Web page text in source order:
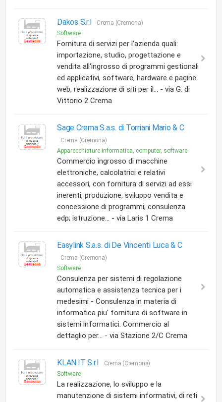
Dakos S.r.l
Crema (Cremona)
Software
Fornitura di servizi per l'azienda quali:
importazione, studio, progettazione e
vendita all'ingrosso di programmi gestionali
ed applicativi, software, hardware e pagine
web, realizzazione di siti per il... - via G. di
Vittorio 2 Crema
Sage Crema S.a.s. di Torriani Mario & C
Crema (Cremona)
Apparecchiature informatica, computer, software
Commercio ingrosso di macchine
elettroniche, calcolatrici e relativi
accessori, con fornitura di servizi ad essi
inerenti, produzione, sviluppo vendita e
concessione di programmi; consulenza
edp; istruzione... - via Laris 1 Crema
Easylink S.a.s. di De Vincenti Luca & C
Crema (Cremona)
Software
Consulenza per sistemi di regolazione
automatica e assistenza tecnica per i
medesimi - Consulenza in materia di
informatica piu' fornitura di software in
sistemi informatici. Commercio al
dettaglio per... - via Stazione 2/C Crema
KLAN.IT S.r.l
Crema (Cremona)
Software
La realizzazione, lo sviluppo e la
manutenzione di sistemi informativi, di reti